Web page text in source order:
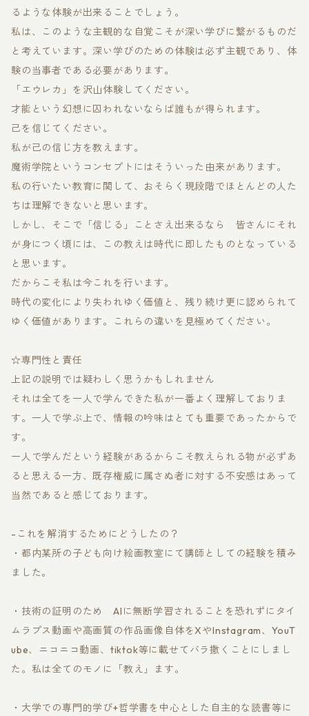
るような体験が出来ることでしょう。
私は、このような主観的な自覚こそが深い学びに繋がるものだ
と考えています。深い学びのための体験は必ず主観であり、体
験の当事者である必要があります。
「エウレカ」を沢山体験してください。
才能という幻想に囚われないならば誰もが得られます。
己を信じてください。
私が己の信じ方を教えます。
魔術学院というコンセプトにはそういった由来があります。
私の行いたい教育に関して、おそらく現段階でほとんどの人た
ちは理解できないと思います。
しかし、そこで「信じる」ことさえ出来るなら 皆さんにそれ
が身につく頃には、この教えは時代に即したものとなっている
と思います。
だからこそ私は今これを行います。
時代の変化により失われゆく価値と、残り続け更に認められて
ゆく価値があります。これらの違いを見極めてください。
☆専門性と責任
上記の説明では疑わしく思うかもしれません
それは全てを一人で学んできた私が一番よく理解しておりま
す。一人で学ぶ上で、情報の吟味はとても重要であったからで
す。
一人で学んだという経験があるからこそ教えられる物が必ずあ
ると思える一方、既存権威に属さぬ者に対する不安感はあって
当然であると感じております。
-これを解消するためにどうしたの？
・都内某所の子ども向け絵画教室にて講師としての経験を積み
ました。
・技術の証明のため AIに無断学習されることを恐れずにタイ
ムラプス動画や高画質の作品画像自体をXやInstagram、YouT
ube、ニコニコ動画、tiktok等に載せてバラ撒くことにしまし
た。私は全てのモノに「教え」ます。
・大学での専門的学び+哲学書を中心とした自主的な読書等に